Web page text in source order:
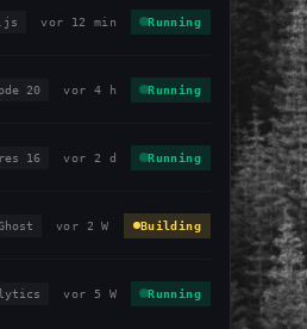
vor 12 min Running
20 vor 4 h Running
16 vor 2 d Running
vor 2 W Building
vor 5 W Running